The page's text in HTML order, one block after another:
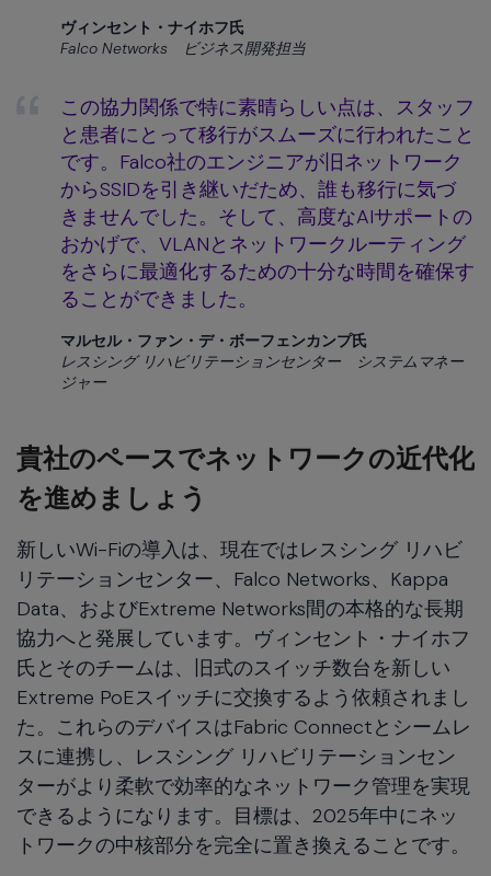
ヴィンセント・ナイホフ氏
Falco Networks ビジネス開発担当
この協力関係で特に素晴らしい点は、スタッフ
と患者にとって移行がスムーズに行われたこと
です。Falco社のエンジニアが旧ネットワーク
からSSIDを引き継いだため、誰も移行に気づ
きませんでした。そして、高度なAIサポートの
おかげで、VLANとネットワークルーティング
をさらに最適化するための十分な時間を確保す
ることができました。
マルセル・ファン・デ・ボーフェンカンプ氏
レスシング リハビリテーションセンター システムマネー
ジャー
貴社のペースでネットワークの近代化
を進めましょう
新しいWi-Fiの導入は、現在ではレスシング リハビ
リテーションセンター、Falco Networks、Kappa
Data、およびExtreme Networks間の本格的な長期
協力へと発展しています。ヴィンセント・ナイホフ
氏とそのチームは、旧式のスイッチ数台を新しい
Extreme PoEスイッチに交換するよう依頼されまし
た。これらのデバイスはFabric Connectとシームレ
スに連携し、レスシング リハビリテーションセン
ターがより柔軟で効率的なネットワーク管理を実現
できるようになります。目標は、2025年中にネッ
トワークの中核部分を完全に置き換えることです。